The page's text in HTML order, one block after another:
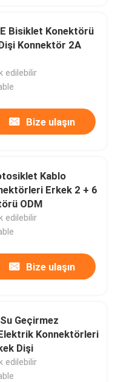
E Bisiklet Konektörü
Konnektör 2A
edilebilir
Bize ulaşın
Kablo
Erkek 2 + 6
ODM
edilebilir
Bize ulaşın
Geçirmez
Konnektörleri
Dişi
edilebilir